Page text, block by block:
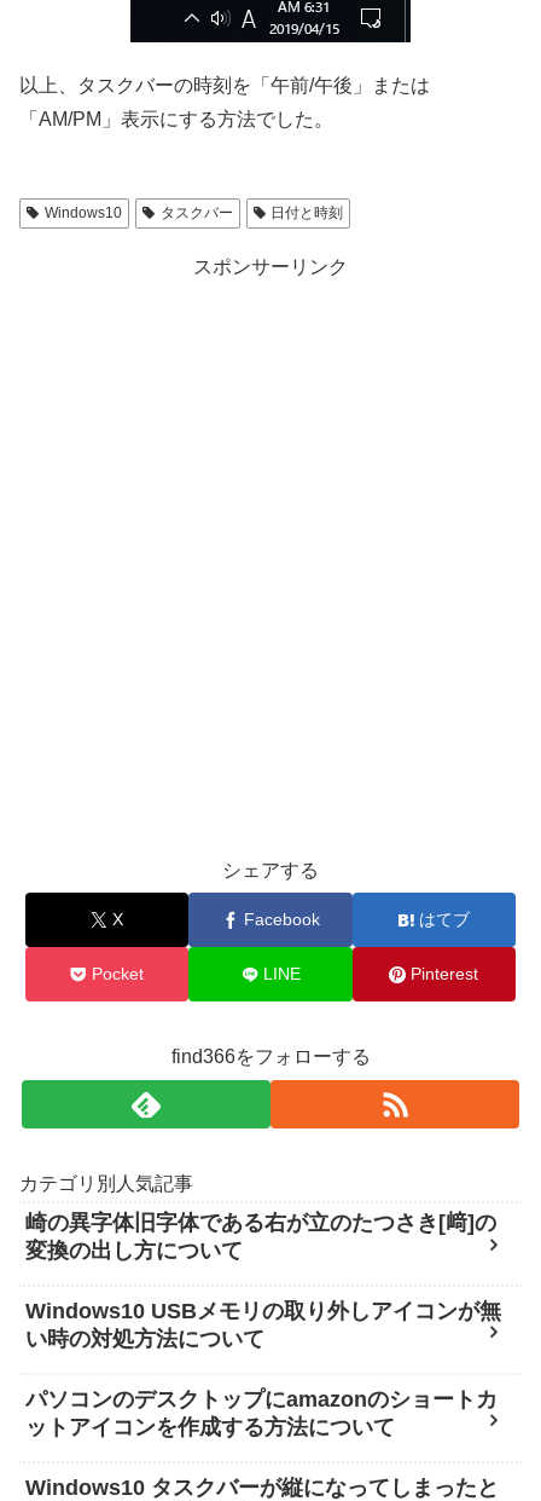
以上、タスクバーの時刻を「午前/午後」または
「AM/PM」表示にする方法でした。
Windows10 タスクバー 日付と時刻
スポンサーリンク
シェアする
X Facebook はてブ
Pocket LINE Pinterest
find366をフォローする
カテゴリ別人気記事
崎の異字体旧字体である右が立のたつさき[﨑]の
変換の出し方について
Windows10 USBメモリの取り外しアイコンが無
い時の対処方法について
パソコンのデスクトップにamazonのショートカ
ットアイコンを作成する方法について
Windows10 タスクバーが縦になってしまったと